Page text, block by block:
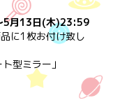
5月13日(木)23:59
に1枚お付け致し
型ミラー」